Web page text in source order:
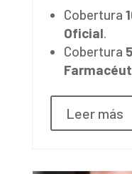
Cobertura
Oficial.
Cobertura
Leer más